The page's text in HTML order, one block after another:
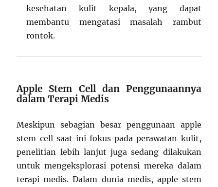
kesehatan kulit kepala, yang dapat
membantu mengatasi masalah rambut
rontok.
Apple Stem Cell dan Penggunaannya
dalam Terapi Medis
Meskipun sebagian besar penggunaan apple
stem cell saat ini fokus pada perawatan kulit,
penelitian lebih lanjut juga sedang dilakukan
untuk mengeksplorasi potensi mereka dalam
terapi medis. Dalam dunia medis, apple stem